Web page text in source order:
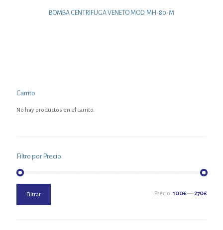
BOMBA CENTRIFUGA VENETO MOD. MH-80-M
Carrito
No hay productos en el carrito.
Filtro por Precio
mínimo
máximo
Filtrar Precio: 100€— 270€